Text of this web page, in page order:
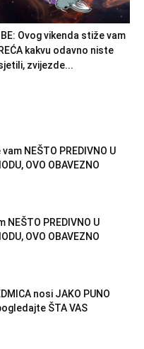
Ovog vikenda stiže vam
kakvu odavno niste
zvijezde...
NEŠTO PREDIVNO U
OVO OBAVEZNO
NEŠTO PREDIVNO U
OVO OBAVEZNO
nosi JAKO PUNO
ŠTA VAS